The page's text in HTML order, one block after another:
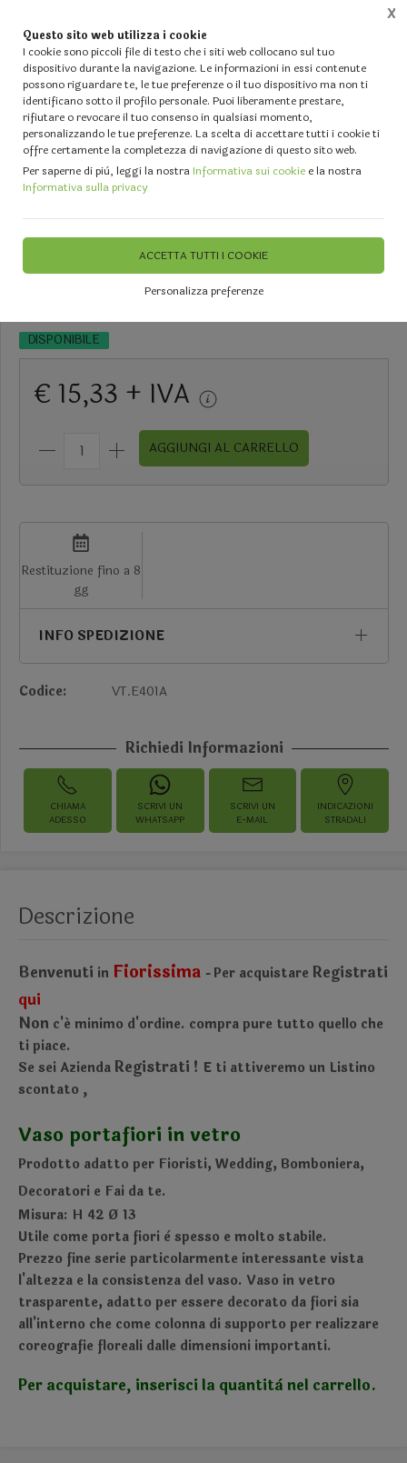
Questo sito web utilizza i cookie
I cookie sono piccoli file di testo che i siti web collocano sul tuo
dispositivo durante la navigazione. Le informazioni in essi contenute
possono riguardare te, le tue preferenze o il tuo dispositivo ma non ti
identificano sotto il profilo personale. Puoi liberamente prestare,
rifiutare o revocare il tuo consenso in qualsiasi momento,
personalizzando le tue preferenze. La scelta di accettare tutti i cookie ti
offre certamente la completezza di navigazione di questo sito web.
Per saperne di più, leggi la nostraInformativa sui cookie e la nostra
Informativa sulla privacy
ACCETTA TUTTI I COOKIE
Personalizza preferenze
X
Home Vetrina VASI VETRO TRASPARENTE Vasto Assortimento per Fioristi e Events
Vaso in vetro H 43 dm. 13 -
Mod. Cosenza - Sconti per
Fioristi e Aziende
DISPONIBILE
€ 15,33 + IVA
AGGIUNGI AL CARRELLO
Restituzione fino a 8
gg
INFO SPEDIZIONE
Codice: VT.E401A
Richiedi Informazioni
CHIAMA
ADESSO
SCRIVI UN
WHATSAPP
SCRIVI UN
E-MAIL
INDICAZIONI
STRADALI
Descrizione
Benvenuti in Fiorissima - Per acquistare Registrati
qui
Non c'é minimo d'ordine. compra pure tutto quello che
ti piace.
Se sei Azienda Registrati ! E ti attiveremo un Listino
scontato ,
Vaso portafiori in vetro
Prodotto adatto per Fioristi, Wedding, Bomboniera,
Decoratori e Fai da te.
Misura: H 42 Ø 13
Utile come porta fiori è spesso e molto stabile.
Prezzo fine serie particolarmente interessante vista
l'altezza e la consistenza del vaso. Vaso in vetro
trasparente, adatto per essere decorato da fiori sia
all'interno che come colonna di supporto per realizzare
coreografie floreali dalle dimensioni importanti.
Per acquistare, inserisci la quantità nel carrello.